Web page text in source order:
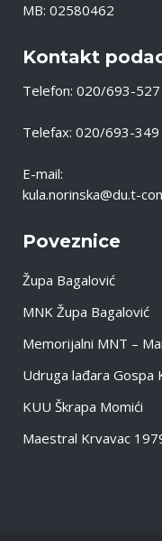
MB: 02580462
Kontakt
Telefon: 020/693-527
Telefax: 020/693-349
E-mail:
kula.norinska@du.t-
Poveznice
Župa Bagalović
MNK Župa Bagalović
Memorijalni MNT –
Udruga lađara Gospa
KUU Škrapa Momići
Maestral Krvavac